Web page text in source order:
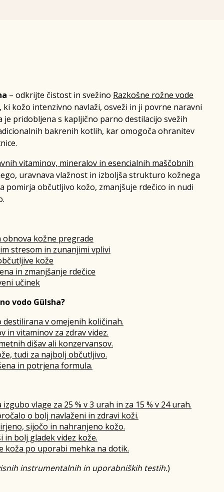
– odkrijte čistost in svežino Razkošne rožne vode
kožo intenzivno navlaži, osveži in ji povrne naravni
je pridobljena s kapljično parno destilacijo svežih
bakrenih kotlih, kar omogoča ohranitev
vitaminov, mineralov in esencialnih maščobnih
uravnava vlažnost in izboljša strukturo kožnega
pomirja občutljivo kožo, zmanjšuje rdečico in nudi
kožne pregrade
stresom in zunanjimi vplivi
kože
in zmanjšanje rdečice
učinek
vodo Gülsha?
destilirana v omejenih količinah.
in vitaminov za zdrav videz.
dišav ali konzervansov.
tudi za najbolj občutljivo.
in potrjena formula.
vlage za 25 % v 3 urah in za 15 % v 24 urah.
o bolj navlaženi in zdravi koži.
sijočo in nahranjeno kožo.
in bolj gladek videz kože.
koža po uporabi mehka na dotik.
instrumentalnih in uporabniških testih.)